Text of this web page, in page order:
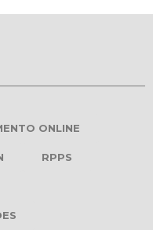
ONLINE
RPPS